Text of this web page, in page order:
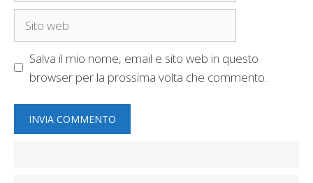
Sito
Salva il mio nome, email e sito web in questo
browser per la prossima volta che commento.